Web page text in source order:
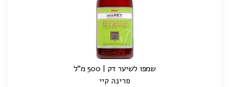
שמפו לשיער דק | 500 מ"ל
סרינה קיי